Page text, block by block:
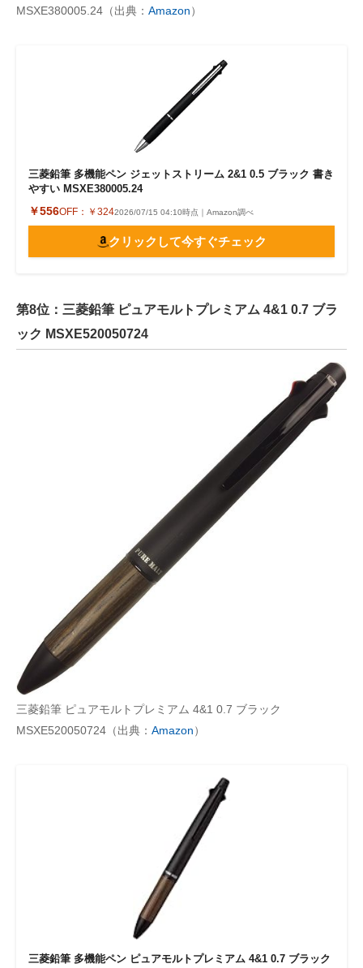
MSXE380005.24（出典： Amazon）
三菱鉛筆 多機能ペン ジェットストリーム 2&1 0.5 ブラック 書き
やすい MSXE380005.24
￥556OFF： ￥3242026/07/15 04:10時点｜Amazon調べ
クリックして今すぐチェック
第8位：三菱鉛筆 ピュアモルトプレミアム 4&1 0.7 ブラ
ック MSXE520050724
三菱鉛筆 ピュアモルトプレミアム 4&1 0.7 ブラック
MSXE520050724（出典： Amazon）
三菱鉛筆 多機能ペン ピュアモルトプレミアム 4&1 0.7 ブラック